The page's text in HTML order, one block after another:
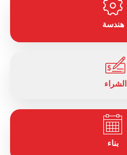
هندسة
الشراء
بناء